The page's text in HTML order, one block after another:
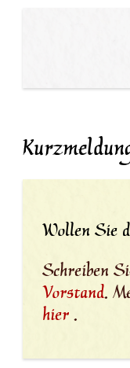
Wollen Sie
Schreiben
Vorstand.
hier.